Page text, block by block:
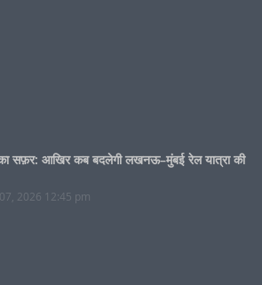
सफ़र: आखिर कब बदलेगी लखनऊ–मुंबई रेल यात्रा की
2026 12:45 pm